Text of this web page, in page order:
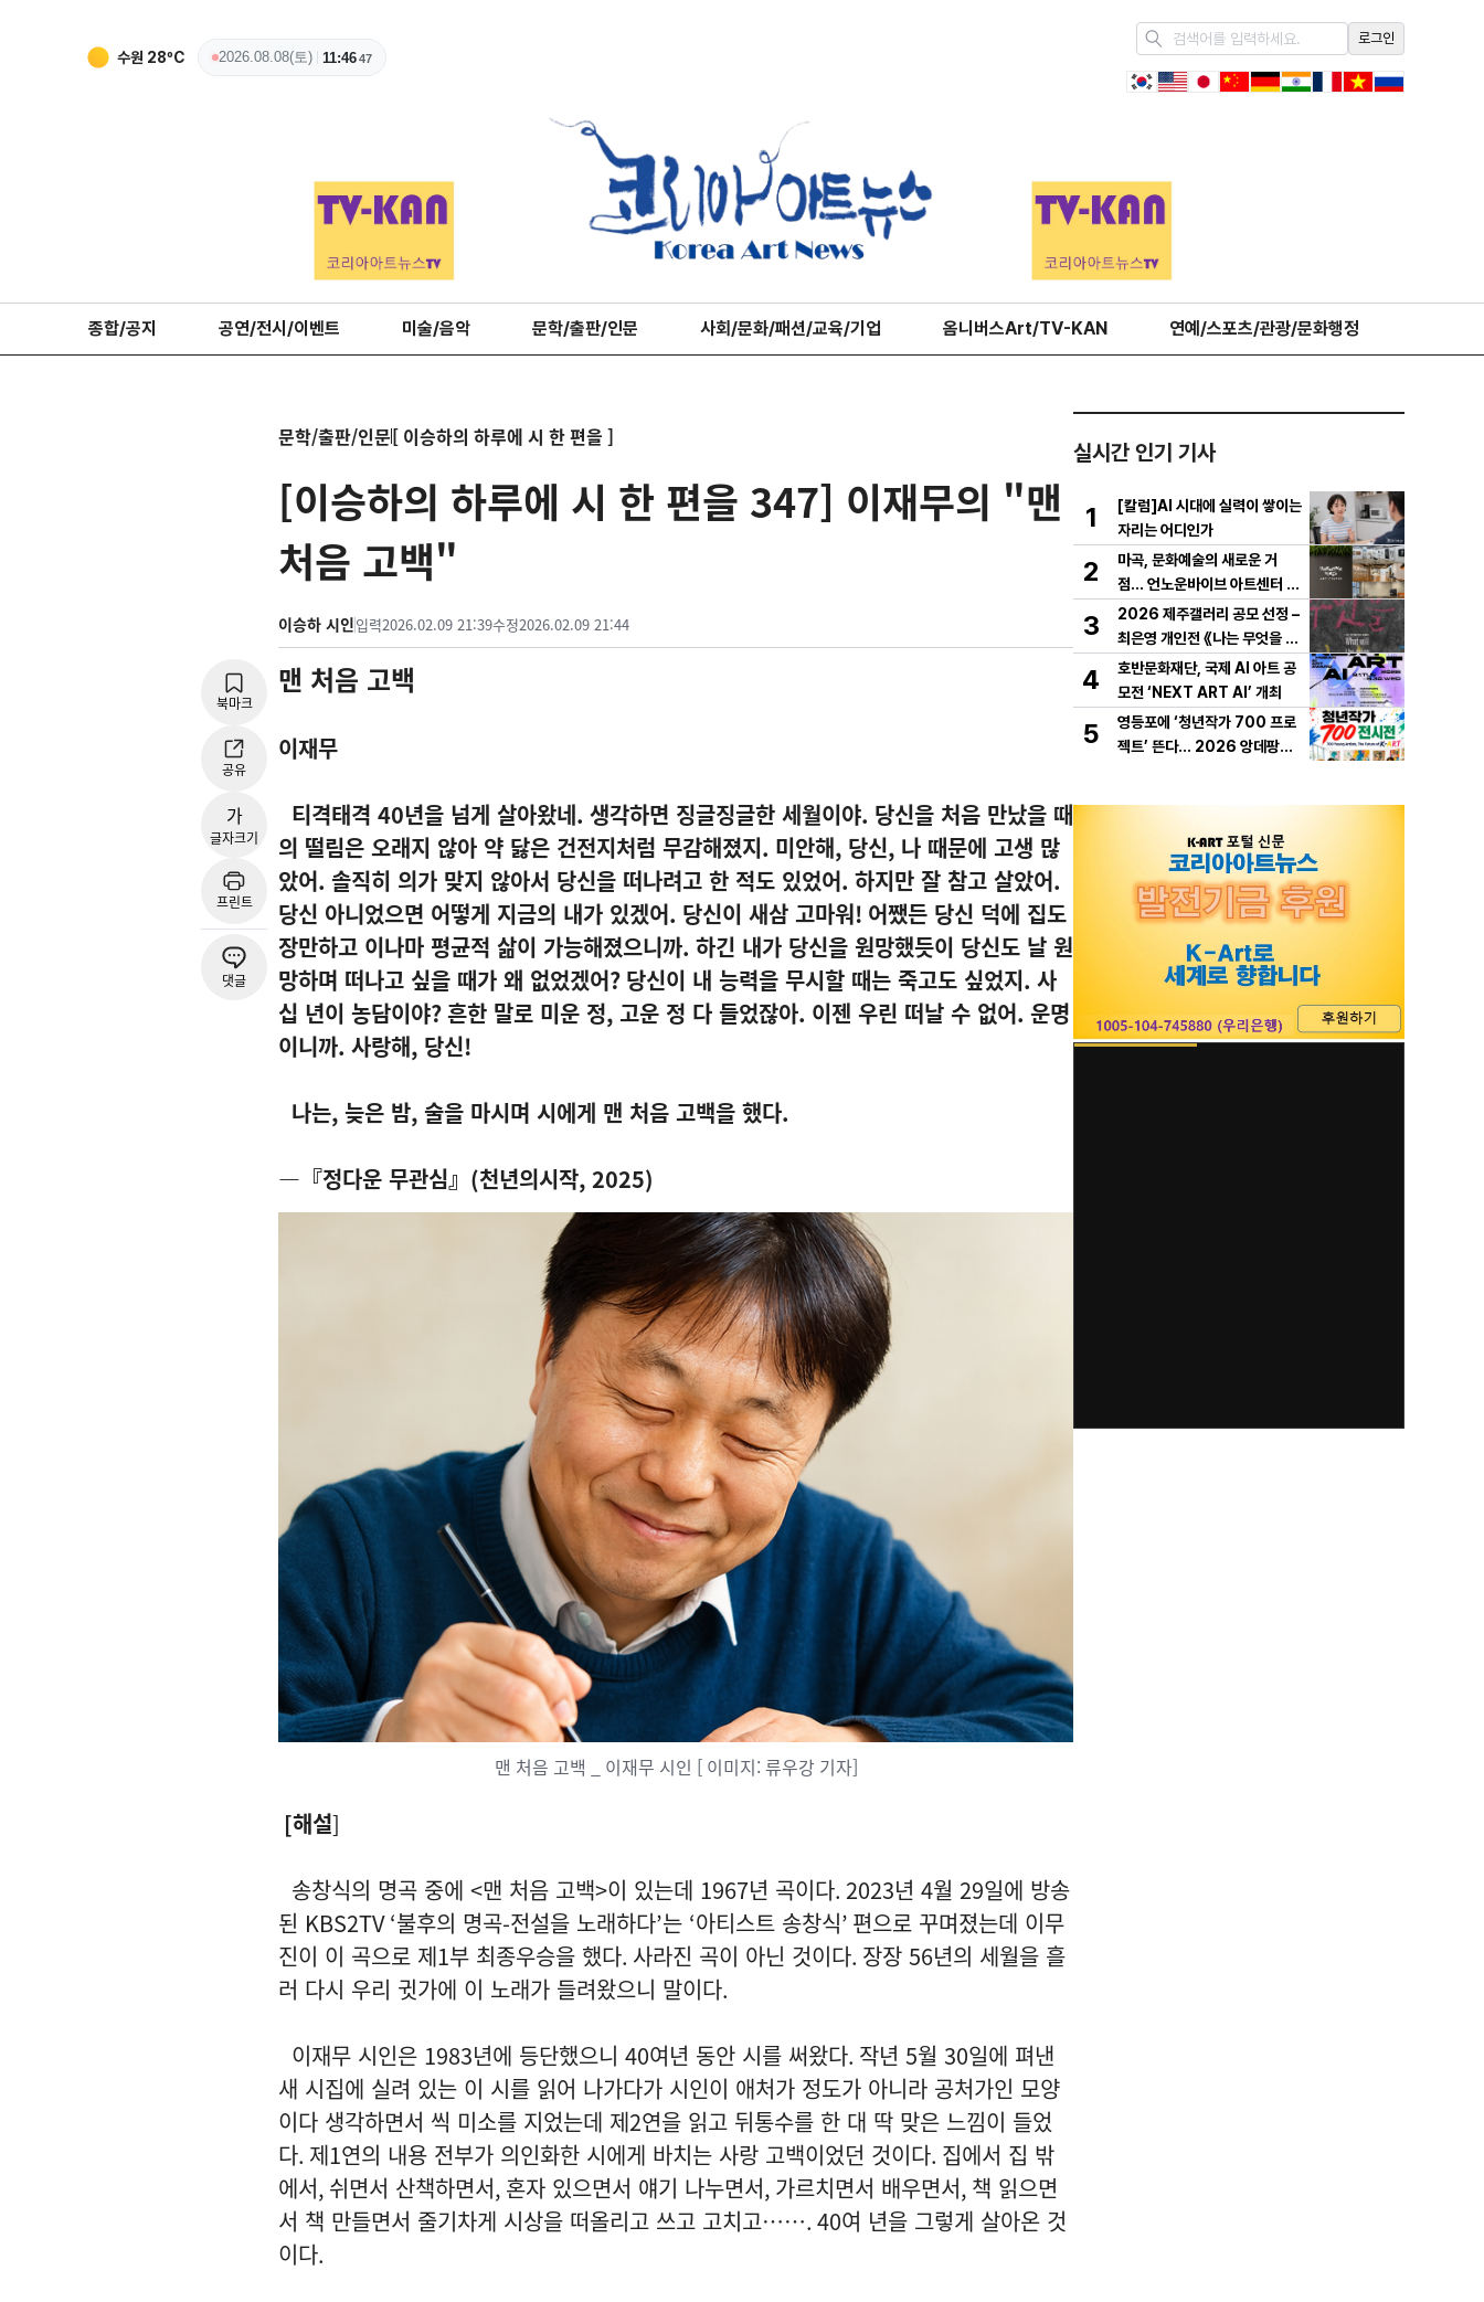
청주 28ºC 2026.08.08(토) 11:4649
로그인
종합/공지 공연/전시/이벤트 미술/음악 문학/출판/인문 사회/문화/패션/교육/기업 옴니버스Art/TV-KAN 연예/스포츠/관광/문화행정
문학/출판/인문[ 이승하의 하루에 시 한 편을 ]
[이승하의 하루에 시 한 편을 347] 이재무의 "맨
처음 고백"
이승하 시인입력2026.02.09 21:39수정2026.02.09 21:44
북마크
공유
가
글자크기
프린트
댓글
맨 처음 고백
이재무
티격태격 40년을 넘게 살아왔네. 생각하면 징글징글한 세월이야. 당신을 처음 만났을 때
의 떨림은 오래지 않아 약 닳은 건전지처럼 무감해졌지. 미안해, 당신, 나 때문에 고생 많
았어. 솔직히 의가 맞지 않아서 당신을 떠나려고 한 적도 있었어. 하지만 잘 참고 살았어.
당신 아니었으면 어떻게 지금의 내가 있겠어. 당신이 새삼 고마워! 어쨌든 당신 덕에 집도
장만하고 이나마 평균적 삶이 가능해졌으니까. 하긴 내가 당신을 원망했듯이 당신도 날 원
망하며 떠나고 싶을 때가 왜 없었겠어? 당신이 내 능력을 무시할 때는 죽고도 싶었지. 사
십 년이 농담이야?흔한 말로 미운 정, 고운 정 다 들었잖아. 이젠 우린 떠날 수 없어. 운명
이니까. 사랑해, 당신!
나는, 늦은 밤, 술을 마시며 시에게 맨 처음 고백을 했다.
―『정다운 무관심』 (천년의시작, 2025)
맨 처음 고백 _ 이재무 시인 [ 이미지: 류우강 기자]
[해설]
송창식의 명곡 중에 <맨 처음 고백>이 있는데 1967년 곡이다. 2023년 4월 29일에 방송
된 KBS2TV ‘불후의 명곡-전설을 노래하다’는 ‘아티스트 송창식’ 편으로 꾸며졌는데 이무
진이 이 곡으로 제1부 최종우승을 했다. 사라진 곡이 아닌 것이다. 장장 56년의 세월을 흘
러 다시 우리 귓가에 이 노래가 들려왔으니 말이다.
이재무 시인은 1983년에 등단했으니 40여년 동안 시를 써왔다. 작년 5월 30일에 펴낸
새 시집에 실려 있는 이 시를 읽어 나가다가 시인이 애처가 정도가 아니라 공처가인 모양
이다 생각하면서 씩 미소를 지었는데 제2연을 읽고 뒤통수를 한 대 딱 맞은 느낌이 들었
다. 제1연의 내용 전부가 의인화한 시에게 바치는 사랑 고백이었던 것이다. 집에서 집 밖
에서, 쉬면서 산책하면서, 혼자 있으면서 얘기 나누면서, 가르치면서 배우면서, 책 읽으면
서 책 만들면서 줄기차게 시상을 떠올리고 쓰고 고치고……. 40여 년을 그렇게 살아온 것
이다.
실시간 인기 기사
1
[칼럼]AI 시대에 실력이 쌓이는
자리는 어디인가
2
마곡, 문화예술의 새로운 거
점… 언노운바이브 아트센터 개
관
3
2026 제주갤러리 공모 선정 –
최은영 개인전 《나는 무엇을 하
다 죽을까》 개최
4
호반문화재단, 국제 AI 아트 공
모전 ‘NEXT ART AI’ 개최
5
영등포에 ‘청년작가 700 프로
젝트’ 뜬다… 2026 앙데팡당K